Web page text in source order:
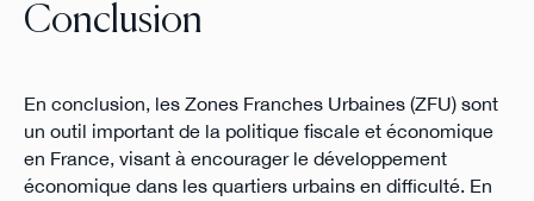
Conclusion
En conclusion, les Zones Franches Urbaines (ZFU) sont
un outil important de la politique fiscale et économique
en France, visant à encourager le développement
économique dans les quartiers urbains en difficulté. En